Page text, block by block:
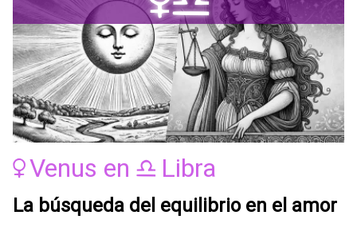
Venus en Libra
La búsqueda del equilibrio en el amor